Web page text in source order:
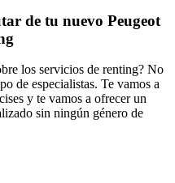
de tu nuevo Peugeot
los servicios de renting? No
de especialistas. Te vamos a
y te vamos a ofrecer un
sin ningún género de